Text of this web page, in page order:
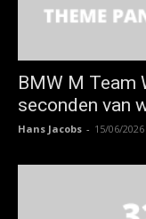
BMW M Team
seconden van
Hans Jacobs - 15/06/2026